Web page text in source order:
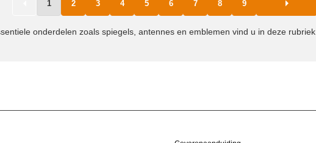
1 2 3 4 5 6 7 8 9
onderdelen zoals spiegels, antennes en emblemen vind u in deze rubriek.